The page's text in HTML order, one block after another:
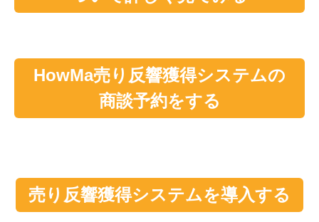
HowMa売り反響獲得システムの
商談予約をする
売り反響獲得システムを導入する